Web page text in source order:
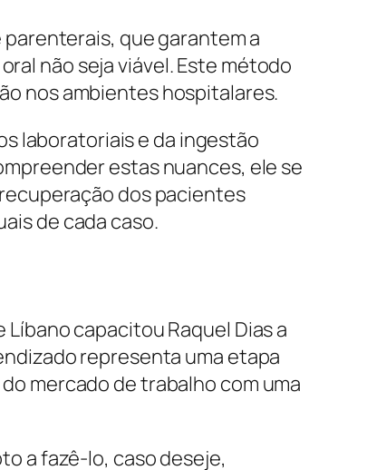
que garantem a
não seja viável. Este método
nos ambientes hospitalares.
laboratoriais e da ingestão
estas nuances, ele se
dos pacientes
de cada caso.
capacitou Raquel Dias a
representa uma etapa
mercado de trabalho com uma
a fazê-lo, caso deseje,